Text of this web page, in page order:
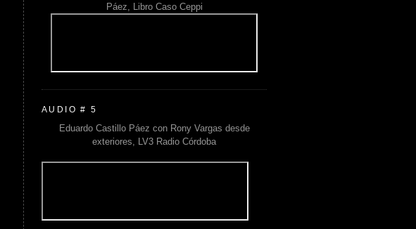
Páez, Libro Caso Ceppi
AUDIO # 5
Eduardo Castillo Páez con Rony Vargas desde
exteriores, LV3 Radio Córdoba